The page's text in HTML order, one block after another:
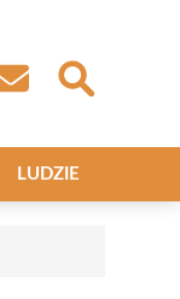
LUDZIE